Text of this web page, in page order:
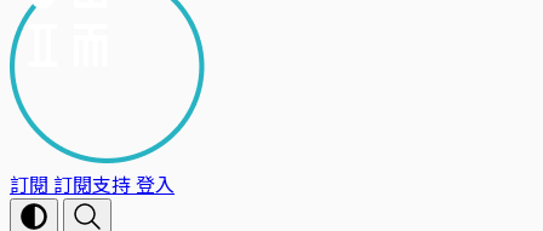
訂閱 訂閱支持登入